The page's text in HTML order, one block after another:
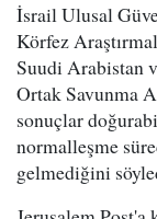
İsrail Ulusal
Körfez
Suudi Arabistan
Ortak Savunma
sonuçlar
normalleşme
gelmediğini